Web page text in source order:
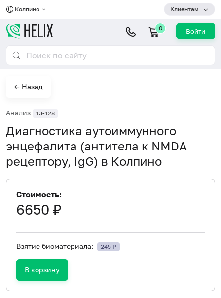
Колпино Клиентам
0 Войти
← Назад
Анализ 13-128
Диагностика аутоиммунного
энцефалита (антитела к NMDA
рецептору, IgG) в Колпино
Стоимость:
6650 ₽
Взятие биоматериала: 245 ₽
В корзину